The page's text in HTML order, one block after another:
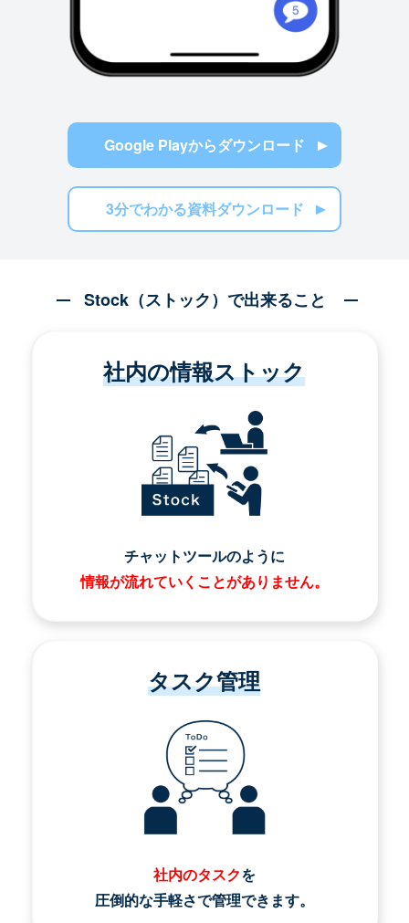
Google Playからダウンロード
3分でわかる資料ダウンロード
Stock（ストック）で出来ること
社内の情報ストック
チャットツールのように
情報が流れていくことがありません。
タスク管理
社内のタスクを
圧倒的な手軽さで管理できます。